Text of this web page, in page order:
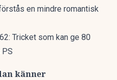
en mindre romantisk
Tricket som kan ge 80
känner